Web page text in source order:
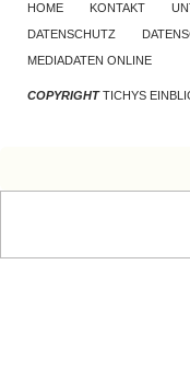
HOME KONTAKT
DATENSCHUTZ
MEDIADATEN ONLINE
COPYRIGHTTICHYS